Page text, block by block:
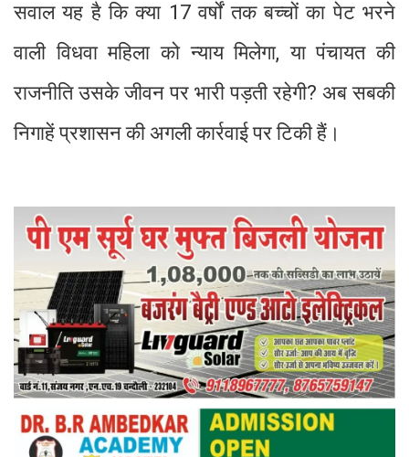
सवाल यह है कि क्या 17 वर्षों तक बच्चों का पेट भरने
वाली विधवा महिला को न्याय मिलेगा, या पंचायत की
राजनीति उसके जीवन पर भारी पड़ती रहेगी? अब सबकी
निगाहें प्रशासन की अगली कार्रवाई पर टिकी हैं।